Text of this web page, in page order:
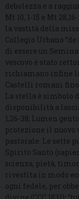
debolezza e a
Mt 10, 1-15 e Mt
la vastità della
Collegio Urbano
di essere un
vescovo è stato
richiamano infine
Castelli romani
La stella è simbolo
disponibilità a
1,26-38; Lumen
protezione il nuovo
pastorale. Le sette
Spirito Santo
scienza, pietà,
rivestita in modo
ogni fedele, per
divine (CCC 1831):